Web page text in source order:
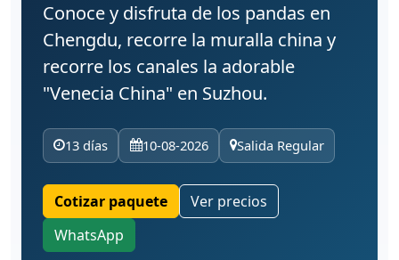
Conoce y disfruta de los pandas en
Chengdu, recorre la muralla china y
recorre los canales la adorable
"Venecia China" en Suzhou.
13 días 10-08-2026 Salida Regular
Cotizar paquete
Ver precios
WhatsApp